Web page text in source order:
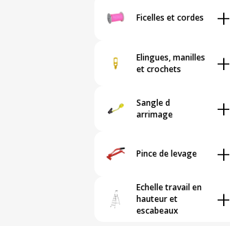
Ficelles et cordes +
Elingues, manilles
et crochets
+
Sangle d
arrimage
+
Pince de levage +
Echelle travail en
hauteur et
escabeaux
+